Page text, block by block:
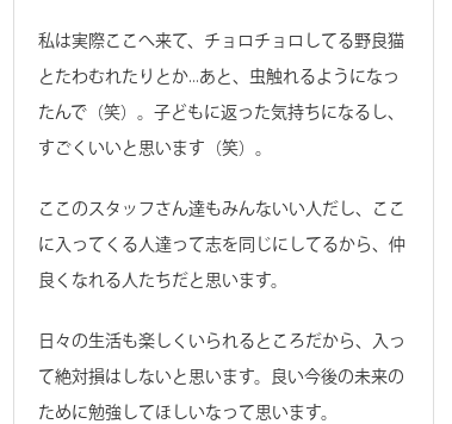
私は実際ここへ来て、チョロチョロしてる野良猫
とたわむれたりとか…あと、虫触れるようになっ
たんで（笑）。子どもに返った気持ちになるし、
すごくいいと思います（笑）。
ここのスタッフさん達もみんないい人だし、ここ
に入ってくる人達って志を同じにしてるから、仲
良くなれる人たちだと思います。
日々の生活も楽しくいられるところだから、入っ
て絶対損はしないと思います。良い今後の未来の
ために勉強してほしいなって思います。